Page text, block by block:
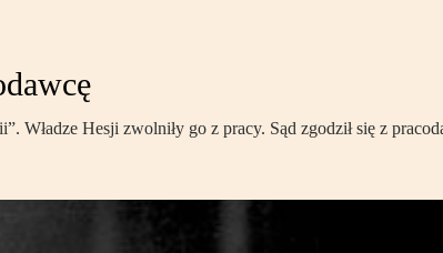
Władze Hesji zwolniły go z pracy. Sąd zgodził się z